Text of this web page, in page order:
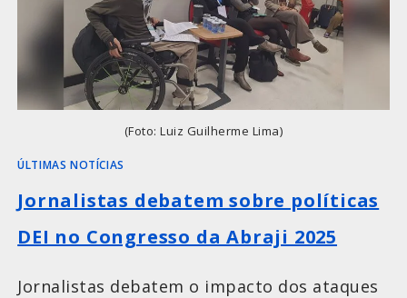
(Foto: Luiz Guilherme Lima)
ÚLTIMAS NOTÍCIAS
Jornalistas debatem sobre políticas
DEI no Congresso da Abraji 2025
Jornalistas debatem o impacto dos ataques